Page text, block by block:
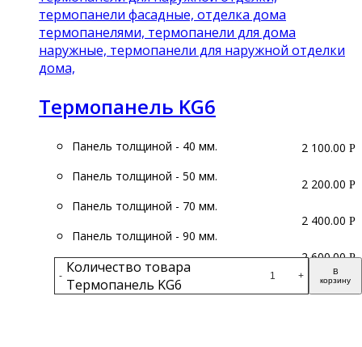
Термопанель KG6
Панель толщиной - 40 мм.
Панель толщиной - 50 мм.
Панель толщиной - 70 мм.
Панель толщиной - 90 мм.
- Количество товара
Термопанель KG6
+
В
корзину
2 100.00 Р
2 200.00 Р
2 400.00 Р
2 600.00Р